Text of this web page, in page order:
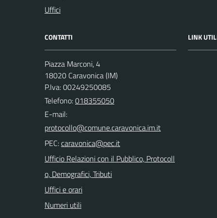
Uffici
CONTATTI
Piazza Marconi, 4
18020 Caravonica (IM)
P.Iva: 00249250085
Telefono:018355050
E-mail:
PEC:
Ufficio Relazioni con il Pubblico, Protocoll
o, Demografici, Tributi
Uffici e orari
Numeri utili
LINK